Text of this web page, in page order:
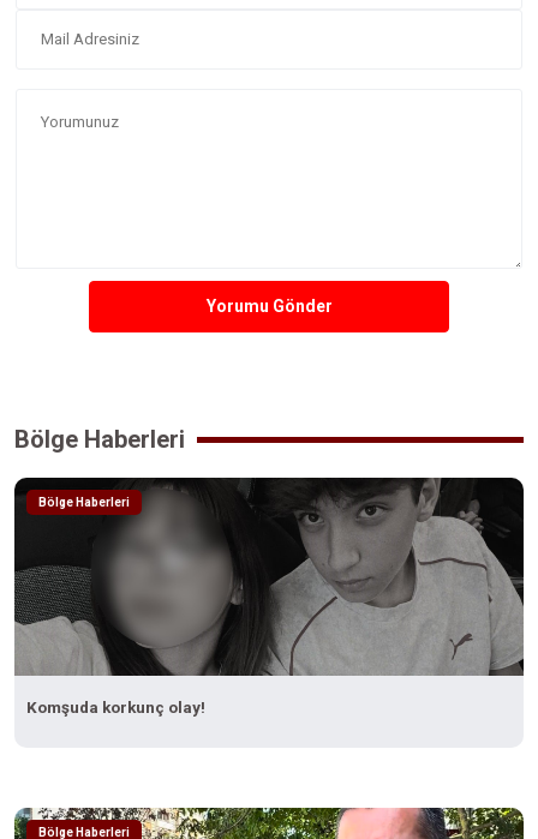
Yorumu Gönder
Bölge Haberleri
Bölge Haberleri
Komşuda korkunç olay!
Bölge Haberleri